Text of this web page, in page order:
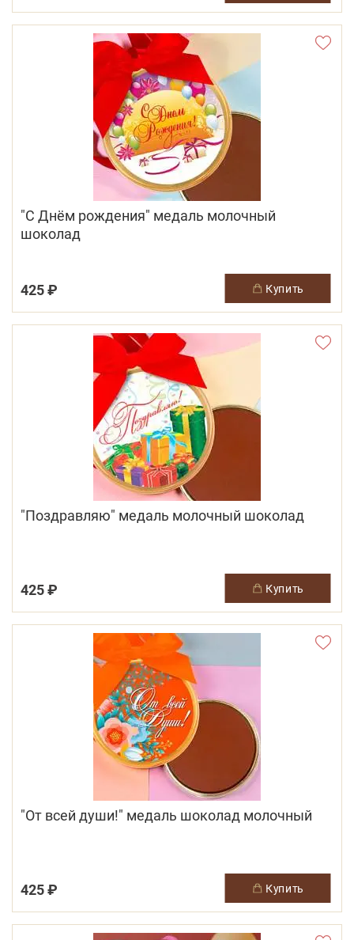
"С Днём рождения" медаль молочный
шоколад
425 ₽ купить
"Поздравляю" медаль молочный шоколад
425 ₽ купить
"От всей души!" медаль шоколад молочный
425 ₽ купить